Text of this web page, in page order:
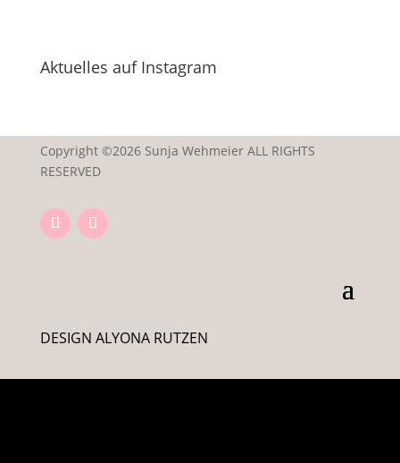
Aktuelles auf Instagram
Copyright ©2026 Sunja Wehmeier ALL RIGHTS
RESERVED
DESIGN ALYONA RUTZEN